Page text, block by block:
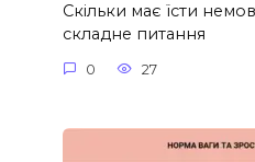
Скільки має їсти
складне питання
0 27